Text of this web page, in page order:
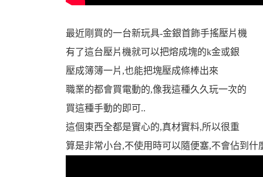
機
車
最近剛買的一台新玩具-金銀首飾手搖壓片機
有了這台壓片機就可以把熔成塊的k金或銀
壓成簿簿一片,也能把塊壓成條棒出來
職業的都會買電動的,像我這種久久玩一次的
買這種手動的即可..
這個東西全都是實心的,真材實料,所以很重
算是非常小台,不使用時可以隨便塞,不會佔到什